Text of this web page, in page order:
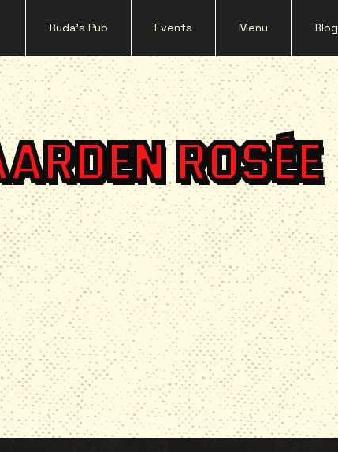
Buda's Pub Events Menu Blog
ROSÉE